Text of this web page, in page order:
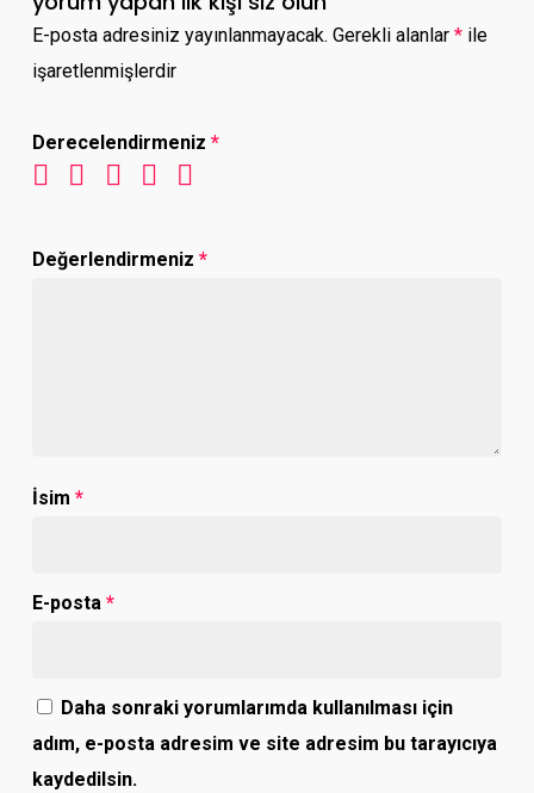
E-posta adresiniz yayınlanmayacak. Gerekli alanlar *ile
işaretlenmişlerdir
Derecelendirmeniz *
Değerlendirmeniz *
İsim *
E-posta *
Daha sonraki yorumlarımda kullanılması için
adım, e-posta adresim ve site adresim bu tarayıcıya
kaydedilsin.